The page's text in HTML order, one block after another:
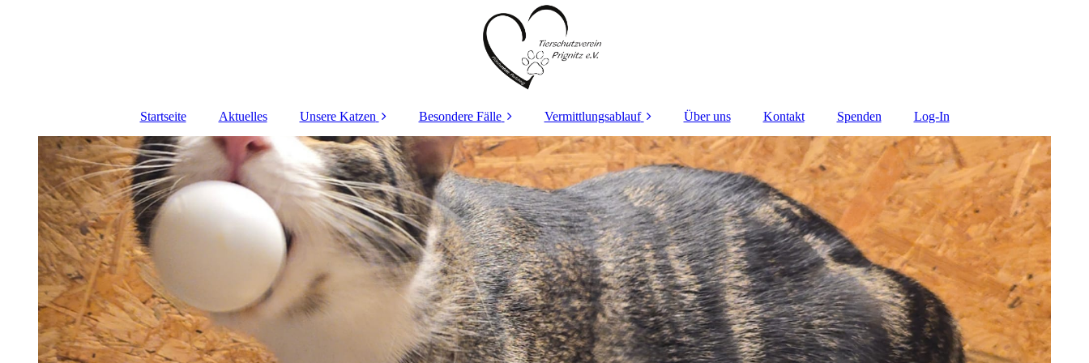
Startseite Aktuelles Unsere Katzen
ARCHIV unserer
Katzen
Besondere Fälle
Waschi´s Geschichte
Teddy´s Geschichte
Hope´s Geschichte
Lucy´s Geschichte
Hope´s Geschichte
Kasper´s Geschichte
Luna´s Geschichte
Vermittlungsablauf
Selbstauskunft
Über uns Kontakt Spenden Log-In